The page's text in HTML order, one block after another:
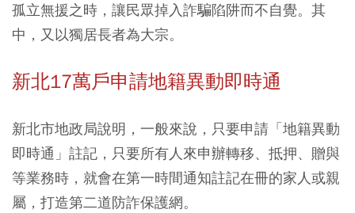
孤立無援之時，讓民眾掉入詐騙陷阱而不自覺。其
中，又以獨居長者為大宗。
新北17萬戶申請地籍異動即時通
新北市地政局說明，一般來說，只要申請「地籍異動
即時通」註記，只要所有人來申辦轉移、抵押、贈與
等業務時，就會在第一時間通知註記在冊的家人或親
屬，打造第二道防詐保護網。